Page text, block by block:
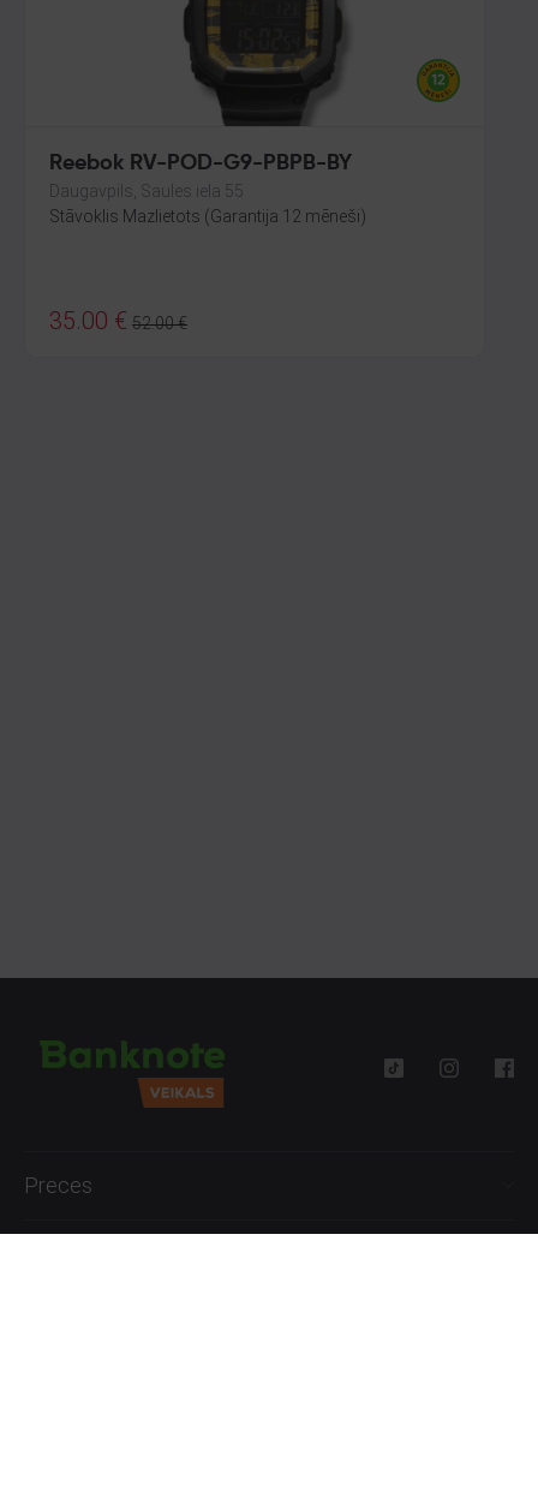
Reebok RV-POD-G9-PBPB-BY
Daugavpils, Saules iela 55
Stāvoklis Mazlietots (Garantija 12 mēneši)
35.00 € 52.00€
Preces